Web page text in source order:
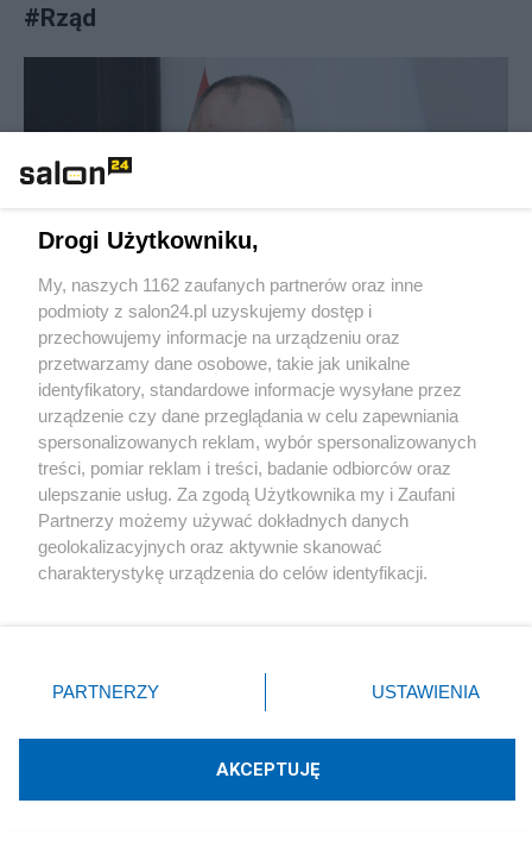
#Rząd
hulańce. Tak resort "przepalał" publiczną
kasę
Redakcja
Z ustawy "o Airbnb" zniknęły kluczowe zapisy. Ministra
mówi o lobbingu
Redakcja
Wiceminister odpowie za złamanie ciszy wyborczej?
Wniosek już w Sejmie
Najpopularniejsze
Drogi Użytkowniku,
My, naszych 1162 zaufanych partnerów oraz inne
podmioty z salon24.pl uzyskujemy dostęp i
przechowujemy informacje na urządzeniu oraz
przetwarzamy dane osobowe, takie jak unikalne
identyfikatory, standardowe informacje wysyłane przez
urządzenie czy dane przeglądania w celu zapewniania
spersonalizowanych reklam, wybór spersonalizowanych
treści, pomiar reklam i treści, badanie odbiorców oraz
ulepszanie usług. Za zgodą Użytkownika my i Zaufani
Partnerzy możemy używać dokładnych danych
geolokalizacyjnych oraz aktywnie skanować
charakterystykę urządzenia do celów identyfikacji.
zmienić/wycofać klikając przycisk ustawień prywatności
znajdujący się w lewym dolnym rogu strony
rodzaje przetwarzania danych nie wymagają zgody
użytkownika, ale masz prawo sprzeciwić się takiemu
PARTNERZY USTAWIENIA
AKCEPTUJĘ